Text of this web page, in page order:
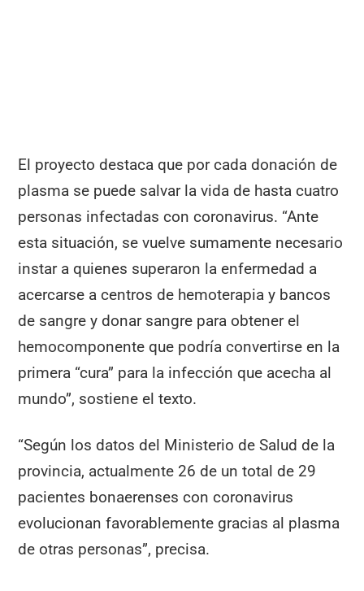
El proyecto destaca que por cada donación de
plasma se puede salvar la vida de hasta cuatro
personas infectadas con coronavirus. “Ante
esta situación, se vuelve sumamente necesario
instar a quienes superaron la enfermedad a
acercarse a centros de hemoterapia y bancos
de sangre y donar sangre para obtener el
hemocomponente que podría convertirse en la
primera “cura” para la infección que acecha al
mundo”, sostiene el texto.
“Según los datos del Ministerio de Salud de la
provincia, actualmente 26 de un total de 29
pacientes bonaerenses con coronavirus
evolucionan favorablemente gracias al plasma
de otras personas”, precisa.